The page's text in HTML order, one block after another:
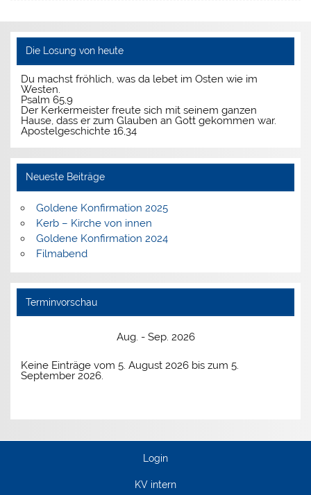
Die Losung von heute
Du machst fröhlich, was da lebet im Osten wie im
Westen.
Psalm 65,9
Der Kerkermeister freute sich mit seinem ganzen
Hause, dass er zum Glauben an Gott gekommen war.
Apostelgeschichte 16,34
Neueste Beiträge
Goldene Konfirmation 2025
Kerb – Kirche von innen
Goldene Konfirmation 2024
Filmabend
Terminvorschau
Aug. - Sep. 2026
Keine Einträge vom 5. August 2026 bis zum 5.
September 2026.
Login
KV intern